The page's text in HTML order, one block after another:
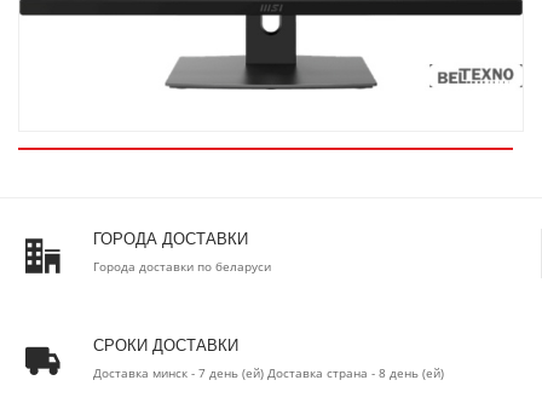
ГОРОДА ДОСТАВКИ
Города доставки по беларуси
СРОКИ ДОСТАВКИ
Доставка минск - 7 день (ей) Доставка страна - 8 день (ей)